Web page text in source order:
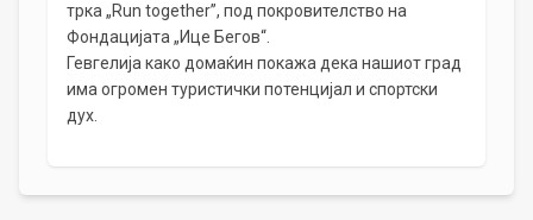
трка „Run together”, под покровителство на
Фондацијата „Ице Бегов“.
Гевгелија како домаќин покажа дека нашиот град
има огромен туристички потенцијал и спортски
дух.